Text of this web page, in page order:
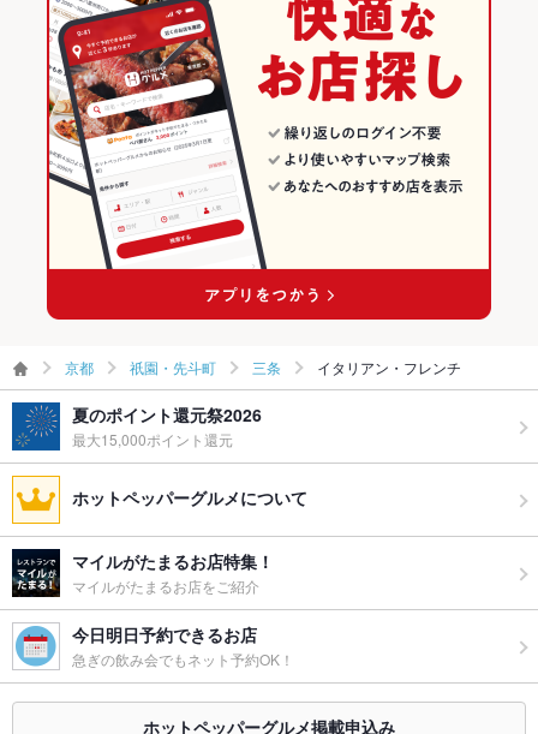
京都 祇園・先斗町 三条 イタリアン・フレンチ
夏のポイント還元祭2026
最大15,000ポイント還元
ホットペッパーグルメについて
マイルがたまるお店特集！
マイルがたまるお店をご紹介
今日明日予約できるお店
急ぎの飲み会でもネット予約OK！
ホットペッパーグルメ掲載申込み